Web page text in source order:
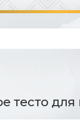
тесто для